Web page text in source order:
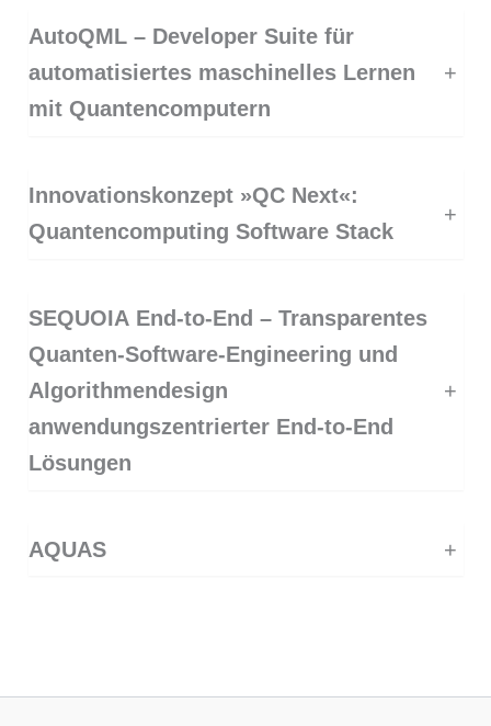
AutoQML – Developer Suite für
automatisiertes maschinelles Lernen
mit Quantencomputern
+
Innovationskonzept »QC Next«:
Quantencomputing Software Stack
+
SEQUOIA End-to-End – Transparentes
Quanten-Software-Engineering und
Algorithmendesign
anwendungszentrierter End-to-End
Lösungen
+
AQUAS +